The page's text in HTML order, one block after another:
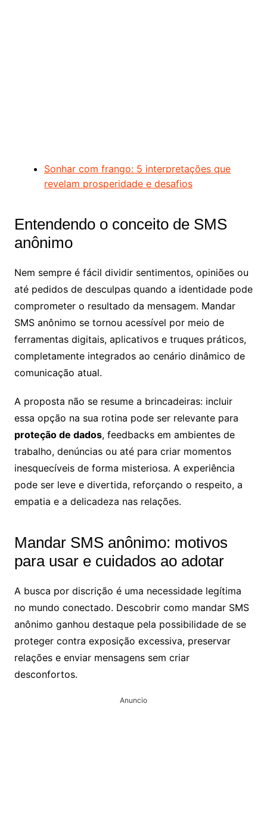
Sonhar com frango: 5 interpretações que
revelam prosperidade e desafios
Entendendo o conceito de SMS
anônimo
Nem sempre é fácil dividir sentimentos, opiniões ou
até pedidos de desculpas quando a identidade pode
comprometer o resultado da mensagem. Mandar
SMS anônimo se tornou acessível por meio de
ferramentas digitais, aplicativos e truques práticos,
completamente integrados ao cenário dinâmico de
comunicação atual.
A proposta não se resume a brincadeiras: incluir
essa opção na sua rotina pode ser relevante para
proteção de dados, feedbacks em ambientes de
trabalho, denúncias ou até para criar momentos
inesquecíveis de forma misteriosa. A experiência
pode ser leve e divertida, reforçando o respeito, a
empatia e a delicadeza nas relações.
Mandar SMS anônimo: motivos
para usar e cuidados ao adotar
A busca por discrição é uma necessidade legítima
no mundo conectado. Descobrir como mandar SMS
anônimo ganhou destaque pela possibilidade de se
proteger contra exposição excessiva, preservar
relações e enviar mensagens sem criar
desconfortos.
Anuncio